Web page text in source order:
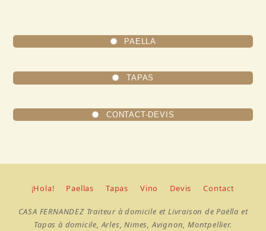
PAELLA
TAPAS
CONTACT-DEVIS
¡Hola! Paellas Tapas Vino Devis Contact
CASA FERNANDEZ Traiteur à domicile et Livraison de Paëlla et
Tapas à domicile, Arles, Nimes, Avignon, Montpellier.